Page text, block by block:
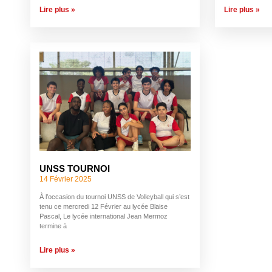
Lire plus » Lire plus »
UNSS TOURNOI
14 Février 2025
À l’occasion du tournoi UNSS de Volleyball qui s’est
tenu ce mercredi 12 Février au lycée Blaise
Pascal, Le lycée international Jean Mermoz
termine à
Lire plus »